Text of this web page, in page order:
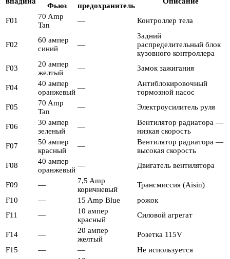
Фьюз
предохранитель
F01
70 Amp
Tan
— Контроллер тела
F02
60 ампер
синий
—
Задний
распределительный блок
кузовного контроллера
F03
20 ампер
желтый
— Замок зажигания
F04
40 ампер
оранжевый
—
Антиблокировочный
тормозной насос
F05
70 Amp
Tan
— Электроусилитель руля
F06
30 ампер
зеленый
—
Вентилятор радиатора —
низкая скорость
F07
50 ампер
красный
—
Вентилятор радиатора —
высокая скорость
F08
40 ампер
оранжевый
— Двигатель вентилятора
F09 —
7,5 Amp
коричневый
Трансмиссия (Aisin)
F10
— 15 Amp Blue
рожок
F11
—
10 ампер
красный
Силовой агрегат
F14 —
20 ампер
желтый
Розетка 115V
F15
— —
Не используется